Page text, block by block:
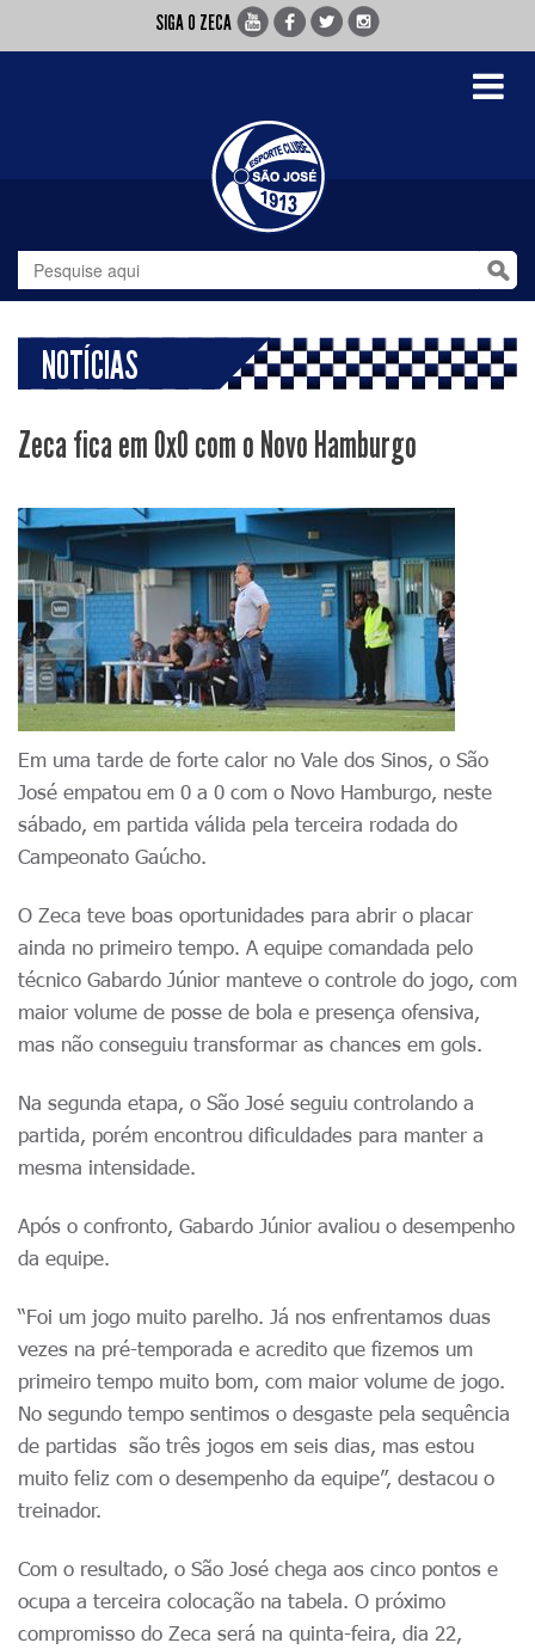
SIGA O ZECA
Toggle
NOTÍCIAS
Zeca fica em 0x0 com o Novo Hamburgo
Em uma tarde de forte calor no Vale dos Sinos, o São
José empatou em 0 a 0 com o Novo Hamburgo, neste
sábado, em partida válida pela terceira rodada do
Campeonato Gaúcho.
O Zeca teve boas oportunidades para abrir o placar
ainda no primeiro tempo. A equipe comandada pelo
técnico Gabardo Júnior manteve o controle do jogo, com
maior volume de posse de bola e presença ofensiva,
mas não conseguiu transformar as chances em gols.
Na segunda etapa, o São José seguiu controlando a
partida, porém encontrou dificuldades para manter a
mesma intensidade.
Após o confronto, Gabardo Júnior avaliou o desempenho
da equipe.
“Foi um jogo muito parelho. Já nos enfrentamos duas
vezes na pré-temporada e acredito que fizemos um
primeiro tempo muito bom, com maior volume de jogo.
No segundo tempo sentimos o desgaste pela sequência
de partidas são três jogos em seis dias, mas estou
muito feliz com o desempenho da equipe”, destacou o
treinador.
Com o resultado, o São José chega aos cinco pontos e
ocupa a terceira colocação na tabela. O próximo
compromisso do Zeca será na quinta-feira, dia 22,